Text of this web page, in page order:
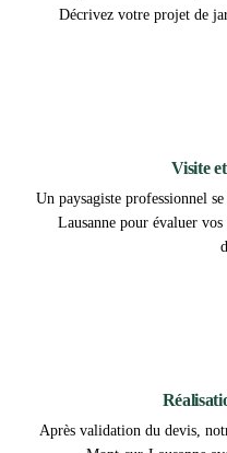
Décrivez votre projet de
Visite
Un paysagiste professionnel
Lausanne pour évaluer
Après validation du devis,